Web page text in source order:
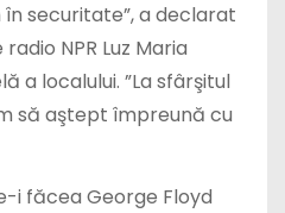
securitate”, a declarat
NPR Luz Maria
a localului. ”La sfârşitul
să aştept împreună cu
i făcea George Floyd